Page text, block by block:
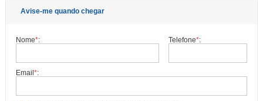
Avise-me quando chegar
Nome*: Telefone*:
Email*: